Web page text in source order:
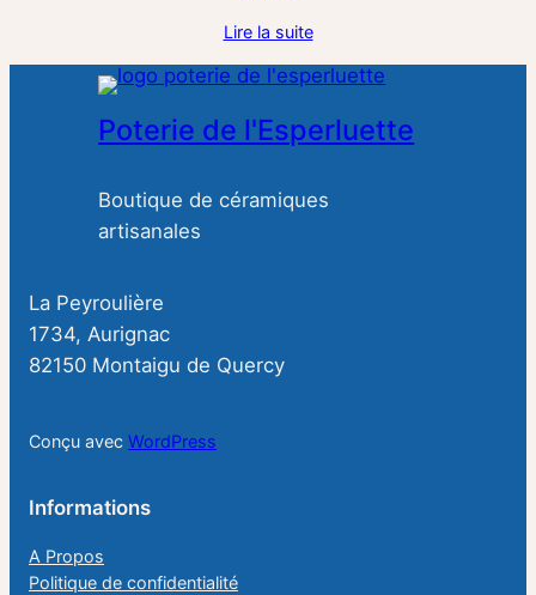
Lire la suite
Poterie de l'Esperluette
Boutique de céramiques
artisanales
La Peyroulière
1734, Aurignac
82150 Montaigu de Quercy
Conçu avec WordPress
Informations
A Propos
Politique de confidentialité